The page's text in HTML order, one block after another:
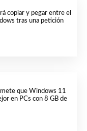
copiar y pegar entre el
tras una petición
que Windows 11
en PCs con 8 GB de